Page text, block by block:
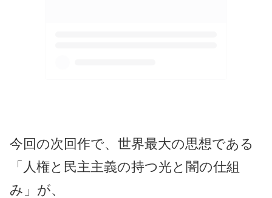
今回の次回作で、世界最大の思想である
「人権と民主主義の持つ光と闇の仕組
み」が、